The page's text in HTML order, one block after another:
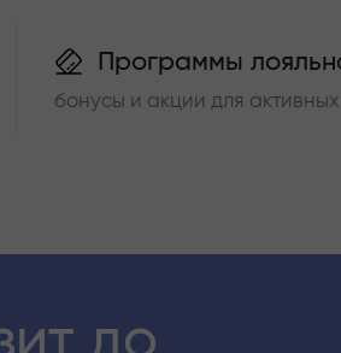
Программы
бонусы и акции для
до